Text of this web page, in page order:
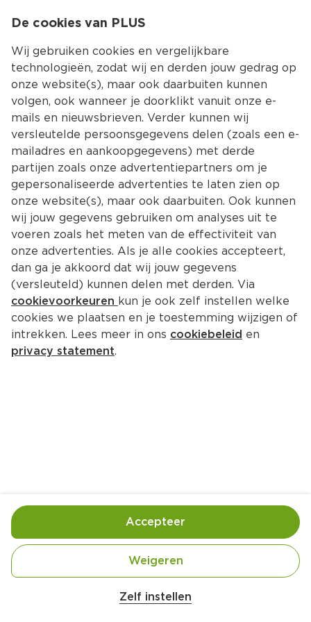
Kies jouw
Terug Producten
Kokosbrood
3 producten
Filter Meest gewild
Theha Kokosbrood
Per 275 g
1.75
Per 240 g
De cookies van PLUS
Wij gebruiken cookies en vergelijkbare
technologieën, zodat wij en derden jouw gedrag op
onze website(s), maar ook daarbuiten kunnen
volgen, ook wanneer je doorklikt vanuit onze e-
mails en nieuwsbrieven. Verder kunnen wij
versleutelde persoonsgegevens delen (zoals een e-
mailadres en aankoopgegevens) met derde
partijen zoals onze advertentiepartners om je
gepersonaliseerde advertenties te laten zien op
onze website(s), maar ook daarbuiten. Ook kunnen
wij jouw gegevens gebruiken om analyses uit te
voeren zoals het meten van de effectiviteit van
onze advertenties. Als je alle cookies accepteert,
dan ga je akkoord dat wij jouw gegevens
(versleuteld) kunnen delen met derden. Via
cookievoorkeuren kun je ook zelf instellen welke
cookies we plaatsen en je toestemming wijzigen of
intrekken. Lees meer in ons cookiebeleid en
privacy statement.
Zelf instellen
Weigeren
Accepteer